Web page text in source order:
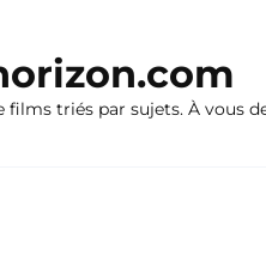
films triés par sujets. À vous